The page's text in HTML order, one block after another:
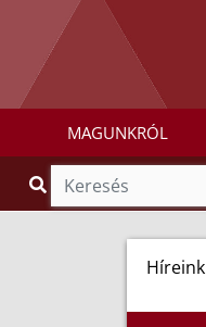
MAGUNKRÓL
Híreink